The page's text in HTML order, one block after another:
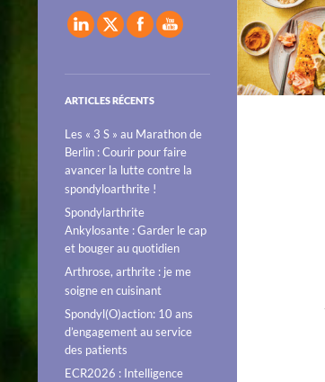
ARTICLES RÉCENTS
Les « 3 S » au Marathon de
Berlin : Courir pour faire
avancer la lutte contre la
spondyloarthrite !
Spondylarthrite
Ankylosante : Garder le cap
et bouger au quotidien
Arthrose, arthrite : je me
soigne en cuisinant
Spondyl(O)action: 10 ans
d’engagement au service
des patients
ECR2026 : Intelligence